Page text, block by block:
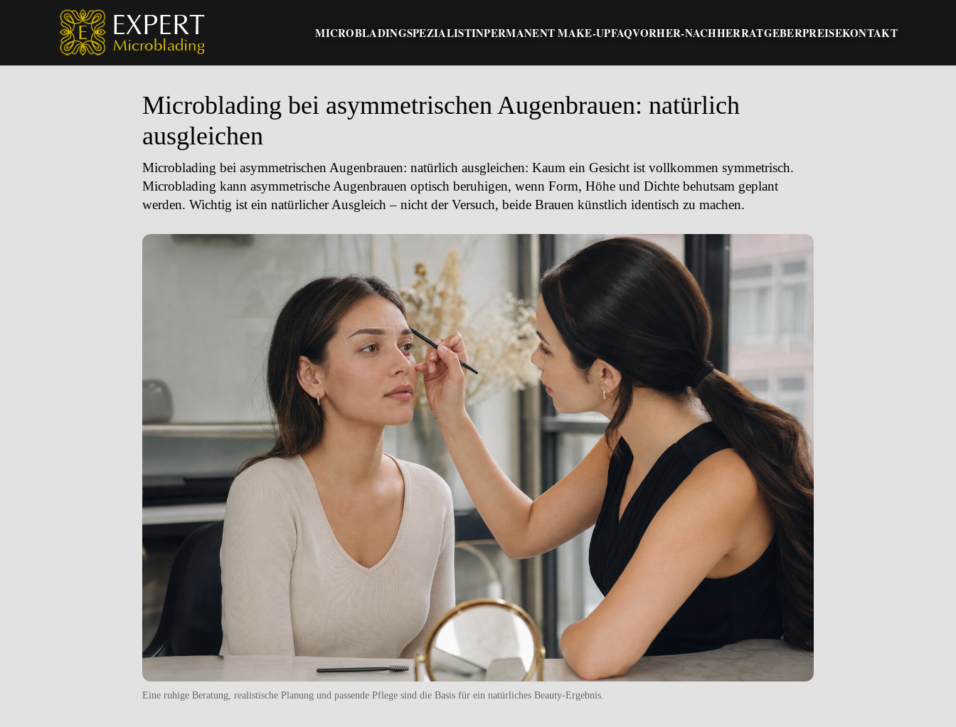
MICROBLADINGSPEZIALISTINPERMANENT MAKE-UPFAQVORHER-NACHHERRATGEBERPREISEKONTAKT
Microblading bei asymmetrischen Augenbrauen: natürlich
ausgleichen
Microblading bei asymmetrischen Augenbrauen: natürlich ausgleichen: Kaum ein Gesicht ist vollkommen symmetrisch.
Microblading kann asymmetrische Augenbrauen optisch beruhigen, wenn Form, Höhe und Dichte behutsam geplant
werden. Wichtig ist ein natürlicher Ausgleich – nicht der Versuch, beide Brauen künstlich identisch zu machen.
Eine ruhige Beratung, realistische Planung und passende Pflege sind die Basis für ein natürliches Beauty-Ergebnis.